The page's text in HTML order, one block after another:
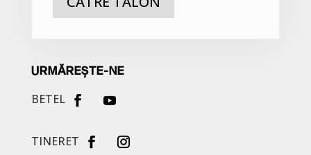
URMĂREȘTE-NE
BETEL
TINERET